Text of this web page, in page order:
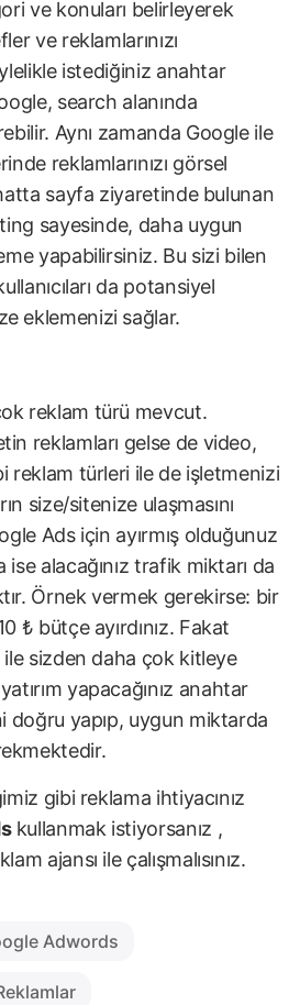
ve konuları belirleyerek
ve reklamlarınızı
istediğiniz anahtar
search alanında
Aynı zamanda Google ile
reklamlarınızı görsel
sayfa ziyaretinde bulunan
sayesinde, daha uygun
yapabilirsiniz. Bu sizi bilen
da potansiyel
eklemenizi sağlar.
reklam türü mevcut.
reklamları gelse de video,
reklam türleri ile de işletmenizi
size/sitenize ulaşmasını
Ads için ayırmış olduğunuz
alacağınız trafik miktarı da
Örnek vermek gerekirse: bir
₺ bütçe ayırdınız. Fakat
sizden daha çok kitleye
yapacağınız anahtar
doğru yapıp, uygun miktarda
gibi reklama ihtiyacınız
kullanmak istiyorsanız ,
ajansı ile çalışmalısınız.
Adwords